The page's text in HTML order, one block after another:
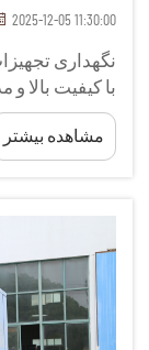
2025-12-05 11:30:00
نگهداری
با کیفیت بالا
تجهیزات
نگهداری‌شده
می‌کند، بلکه
مشاهده بیشتر